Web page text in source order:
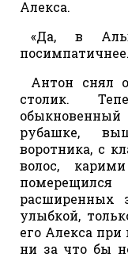
Алекса.
«Да, в
Антон снял
столик.
рубашке,
воротника, с
волос,
расширенных
улыбкой,
его Алекса при
ни за что бы